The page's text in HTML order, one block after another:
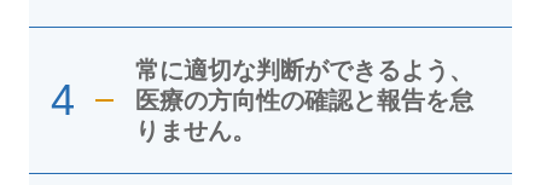
4
常に適切な判断ができるよう、
医療の方向性の確認と報告を怠
りません。